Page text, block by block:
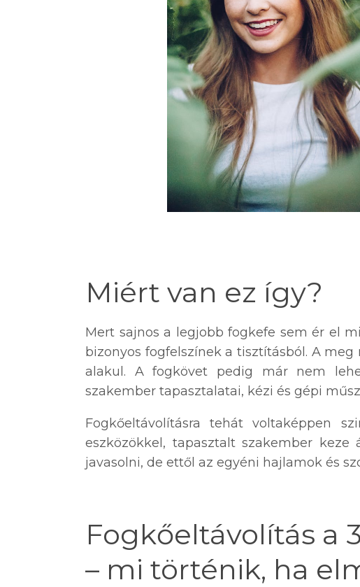
Miért van ez így?
Mert sajnos a legjobb fogkefe sem ér el
bizonyos fogfelszínek a tisztításból. A
alakul. A fogkövet pedig már nem
szakember tapasztalatai, kézi és gépi
Fogkőeltávolításra tehát voltaképpen
eszközökkel, tapasztalt szakember
javasolni, de ettől az egyéni hajlamok és
Fogkőeltávolítás a
– mi történik, ha